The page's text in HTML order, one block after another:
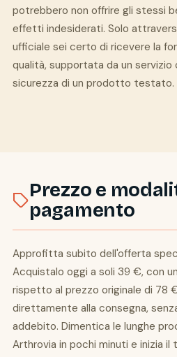
potrebbero non offrire gli stessi
effetti indesiderati. Solo
ufficiale sei certo di ricevere la
qualità, supportata da un
sicurezza di un prodotto testato.
Prezzo e
pagamento
Approfitta subito dell'offerta
Acquistalo oggi a soli 39 €, con
rispetto al prezzo originale di 78
direttamente alla consegna,
addebito. Dimentica le lunghe
Arthrovia in pochi minuti e inizia il